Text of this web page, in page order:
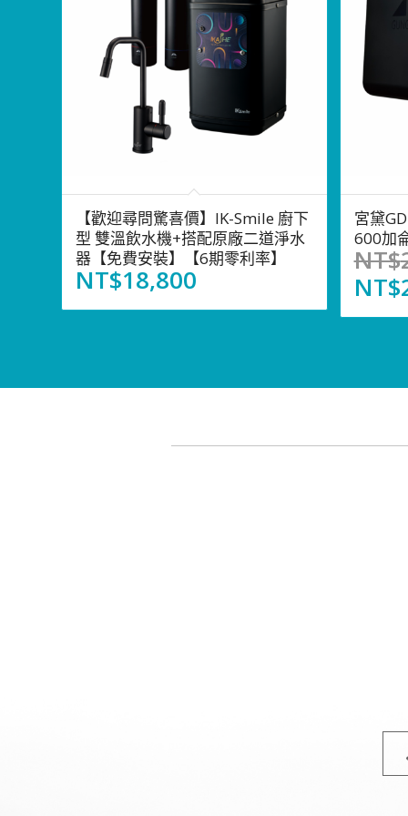
【歡迎尋問驚喜價】IK-Smile 廚下
型 雙溫飲水機+搭配原廠二道淨水
器【免費安裝】【6期零利率】
NT$18,800
宮黛
600加
NT$
NT$